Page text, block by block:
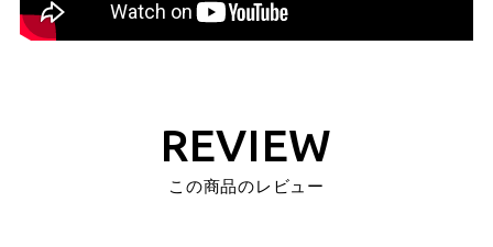
REVIEW
この商品のレビュー